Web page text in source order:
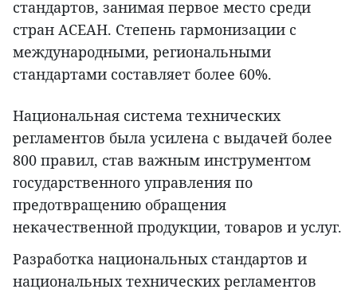
стандартов, занимая первое место среди
стран АСЕАН. Степень гармонизации с
международными, региональными
стандартами составляет более 60%.
Национальная система технических
регламентов была усилена с выдачей более
800 правил, став важным инструментом
государственного управления по
предотвращению обращения
некачественной продукции, товаров и услуг.
Разработка национальных стандартов и
национальных технических регламентов